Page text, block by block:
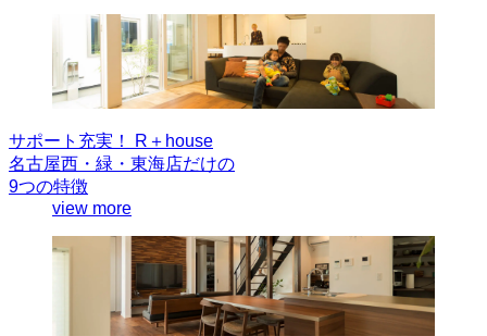
サポート充実！
R＋house
名古屋西・緑・東海店だけの
9つの特徴
view more